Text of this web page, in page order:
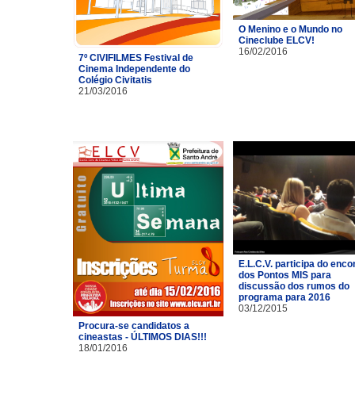
7º CIVIFILMES Festival de
Cinema Independente do
Colégio Civitatis
21/03/2016
O Menino e o Mundo no
Cineclube ELCV!
16/02/2016
Procura-se candidatos a
cineastas - ÚLTIMOS DIAS!!!
18/01/2016
E.L.C.V. participa do
dos Pontos MIS para
discussão dos rumos do
programa para 2016
03/12/2015